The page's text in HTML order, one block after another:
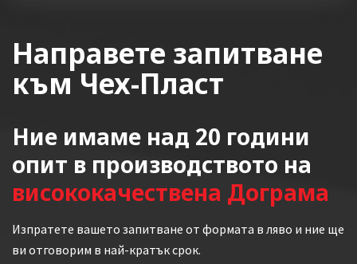
Направете запитване
към Чех-Пласт
Ние имаме над 20 години
опит в производството на
висококачествена Дограма
Изпратете вашето запитване от формата в ляво и ние ще
ви отговорим в най-кратък срок.